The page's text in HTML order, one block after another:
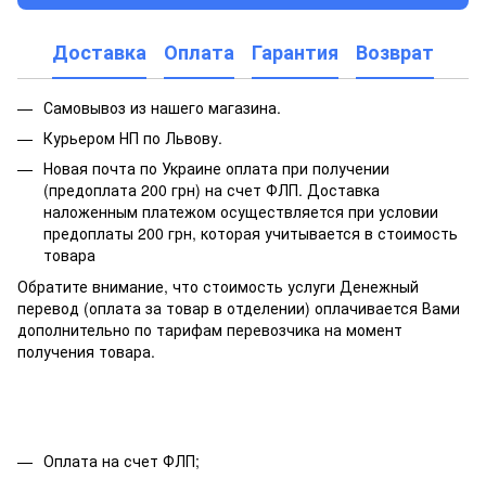
Доставка Оплата Гарантия Возврат
Самовывоз из нашего магазина.
Курьером НП по Львову.
Новая почта по Украине оплата при получении
(предоплата 200 грн) на счет ФЛП. Доставка
наложенным платежом осуществляется при условии
предоплаты 200 грн, которая учитывается в стоимость
товара
Обратите внимание, что стоимость услуги Денежный
перевод (оплата за товар в отделении) оплачивается Вами
дополнительно по тарифам перевозчика на момент
получения товара.
Оплата на счет ФЛП;